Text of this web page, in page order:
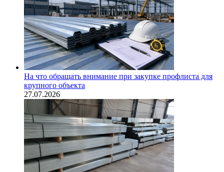
На что обращать внимание при закупке профлиста для
крупного объекта
27.07.2026